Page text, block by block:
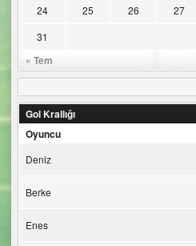
« Tem
24
25 26 27
31
Gol Krallığı
Oyuncu
Deniz
Berke
Enes